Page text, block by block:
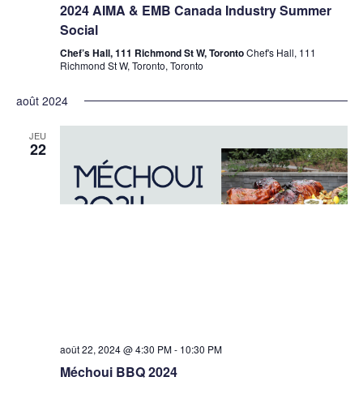
2024 AIMA & EMB Canada Industry Summer
Social
Chef’s Hall, 111 Richmond St W, TorontoChef's Hall, 111
Richmond St W, Toronto, Toronto
août 2024
JEU
22
août 22, 2024 @ 4:30 PM- 10:30 PM
Méchoui BBQ 2024